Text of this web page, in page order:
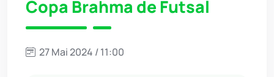
Copa Brahma de Futsal
27 Mai 2024 / 11:00